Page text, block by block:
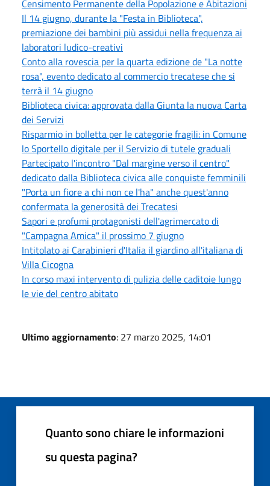
Censimento Permanente della Popolazione e Abitazioni
Il 14 giugno, durante la "Festa in Biblioteca",
premiazione dei bambini più assidui nella frequenza ai
laboratori ludico-creativi
Conto alla rovescia per la quarta edizione de "La notte
rosa", evento dedicato al commercio trecatese che si
terrà il 14 giugno
Biblioteca civica: approvata dalla Giunta la nuova Carta
dei Servizi
Risparmio in bolletta per le categorie fragili: in Comune
lo Sportello digitale per il Servizio di tutele graduali
Partecipato l'incontro "Dal margine verso il centro"
dedicato dalla Biblioteca civica alle conquiste femminili
"Porta un fiore a chi non ce l'ha" anche quest'anno
confermata la generosità dei Trecatesi
Sapori e profumi protagonisti dell'agrimercato di
"Campagna Amica" il prossimo 7 giugno
Intitolato ai Carabinieri d'Italia il giardino all'italiana di
Villa Cicogna
In corso maxi intervento di pulizia delle caditoie lungo
le vie del centro abitato
Ultimo aggiornamento: 27 marzo 2025, 14:01
Quanto sono chiare le informazioni
su questa pagina?